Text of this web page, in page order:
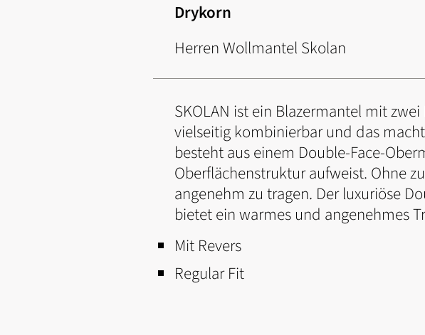
Drykorn
Herren Wollmantel Skolan
SKOLAN ist ein Blazermantel mit
vielseitig kombinierbar und das
besteht aus einem Double-Face-
Oberflächenstruktur aufweist. Ohne
angenehm zu tragen. Der luxuriöse
bietet ein warmes und angenehmes
Mit Revers
Regular Fit